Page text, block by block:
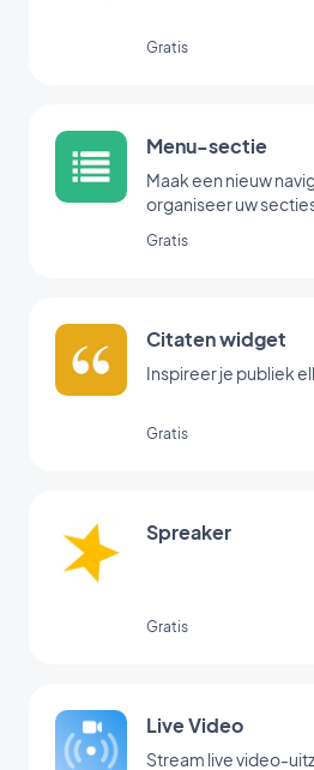
Gratis
Menu-sectie
Maak een nieuw
organiseer uw
Gratis
Citaten widget
Inspireer je publiek
Gratis
Spreaker
Gratis
Live Video
Stream live video-